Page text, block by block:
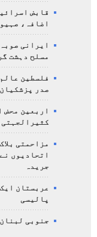
قابض
اضافہ،
مسلح دہشت
فلسطین
صدر پزشکیان
اربعین محض
مزاحمتی
اتحادیوں
جریدہ
عربستان
پالیسی
جنوبی